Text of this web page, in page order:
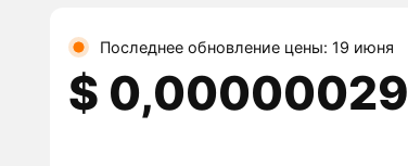
Последнее обновление цены: 19 июня
$ 0,00000029